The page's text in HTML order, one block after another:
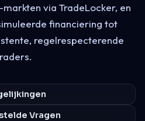
via TradeLocker, en
financiering tot
regelrespecterende
Vragen